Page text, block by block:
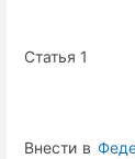
Статья 1
Внести в